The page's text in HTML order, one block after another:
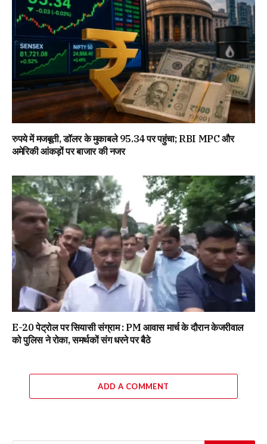
रुपये में मजबूती, डॉलर के मुकाबले 95.34 पर पहुंचा; RBI MPC और
अमेरिकी आंकड़ों पर बाजार की नजर
E-20 पेट्रोल पर सियासी संग्राम : PM आवास मार्च के दौरान केजरीवाल
को पुलिस ने रोका, समर्थकों संग धरने पर बैठे
ADD A COMMENT